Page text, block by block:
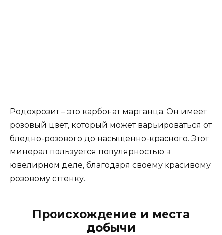
Родохрозит – это карбонат марганца. Он имеет
розовый цвет, который может варьироваться от
бледно-розового до насыщенно-красного. Этот
минерал пользуется популярностью в
ювелирном деле, благодаря своему красивому
розовому оттенку.
Происхождение и места
добычи